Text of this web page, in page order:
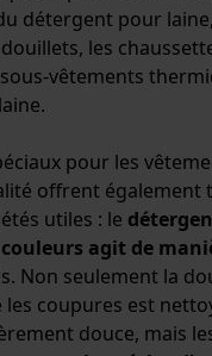
détergent pour
les
vêtements
pour les
offrent également
utiles : le
agit de
Non seulement la
coupures est
douce, mais
statistiques
Econda Analytics
Mouseflow Web Analytics
Fact-Finder Tracking